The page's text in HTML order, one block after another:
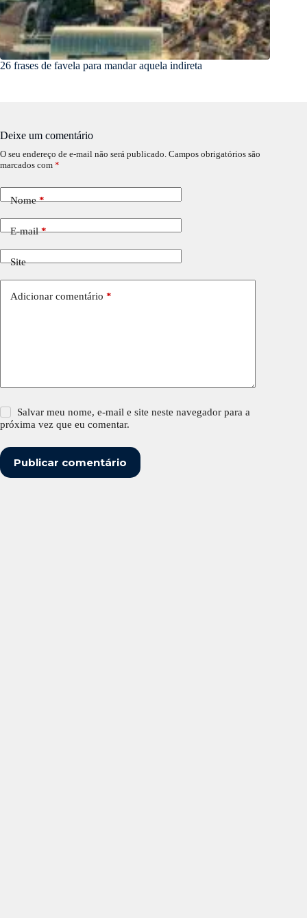
26 frases de favela para mandar aquela indireta
Deixe um comentário
O seu endereço de e-mail não será publicado. Campos obrigatórios são
marcados com *
Nome*
E-mail*
Site
Adicionar comentário *
Salvar meu nome, e-mail e site neste navegador para a
próxima vez que eu comentar.
Publicar comentário